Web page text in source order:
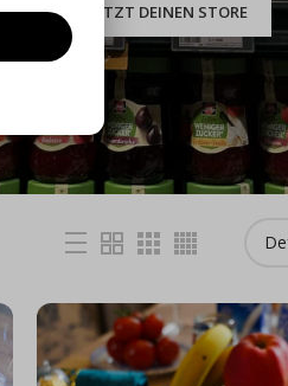
FINDE JETZT DEINEN STORE